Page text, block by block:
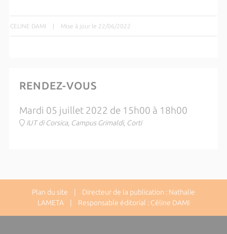
CELINE DAMI | Mise à jour le 22/06/2022
RENDEZ-VOUS
Mardi 05 juillet 2022 de 15h00 à 18h00
IUT di Corsica, Campus Grimaldi, Corti
Plan du site | Directeur de la publication : Nathalie
LAMETA | Responsable éditorial : Céline DAMI